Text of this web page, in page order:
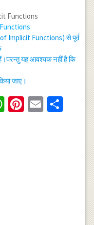
Implicit Functions) से पूर्व
यह आवश्यक नहीं है कि
जाए।
WhatsApp
Pinterest
Email